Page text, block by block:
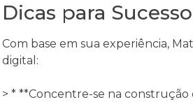
Dicas para
Com base em sua experiência,
digital:
> * **Concentre-se na